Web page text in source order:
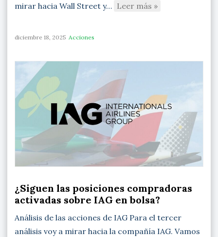
mirar hacia Wall Street y… Leer más »
diciembre 18, 2025 Acciones
¿Siguen las posiciones compradoras
activadas sobre IAG en bolsa?
Análisis de las acciones de IAG Para el tercer
análisis voy a mirar hacia la compañía IAG. Vamos